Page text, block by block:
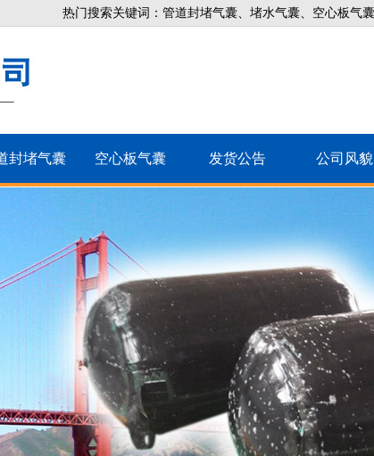
热门搜索关键词：管道封堵气囊、堵水气囊、空心板气
封堵气囊 空心板气囊 发货公告 公司风貌
RG型桥梁伸缩缝 SF梳型伸缩缝
C型桥梁伸缩缝 390*14米的圆形充气芯模